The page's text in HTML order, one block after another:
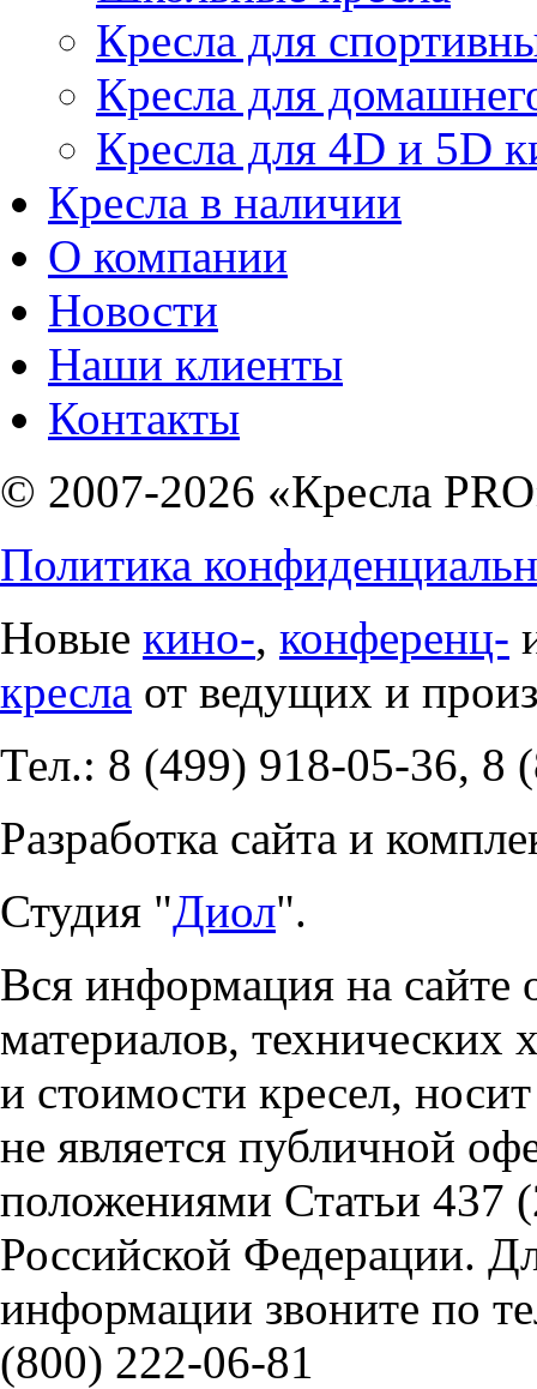
Кресла для
Кресла для
Кресла для 4D и 5D
Кресла в наличии
О компании
Новости
Наши клиенты
Контакты
© 2007-2026 «Кресла
Политика
Новые кино-, конференц-
кресла от ведущих и
Тел.: 8 (499) 918-05-36, 8
Разработка сайта и
Студия "Диол".
Вся информация на сайте
материалов, технических
и стоимости кресел,
не является публичной
положениями Статьи 437
Российской Федерации.
информации звоните по
(800) 222-06-81